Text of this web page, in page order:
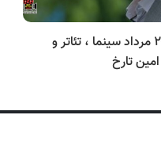
متولدین ۲۰ مرداد سینما ، تئاتر و
تارخ